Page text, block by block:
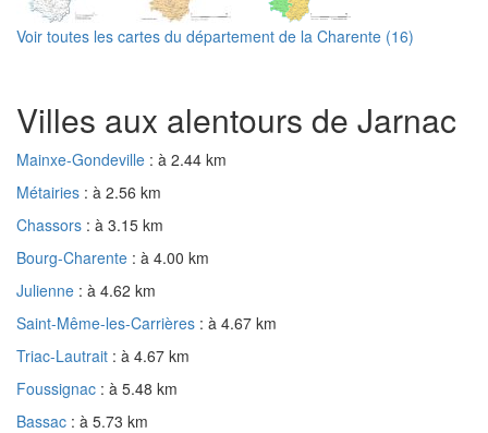
Voir toutes les cartes du département de la Charente (16)
Villes aux alentours de Jarnac
Mainxe-Gondeville : à 2.44 km
Métairies : à 2.56 km
Chassors : à 3.15 km
Bourg-Charente : à 4.00 km
Julienne : à 4.62 km
Saint-Même-les-Carrières : à 4.67 km
Triac-Lautrait : à 4.67 km
Foussignac : à 5.48 km
Bassac : à 5.73 km